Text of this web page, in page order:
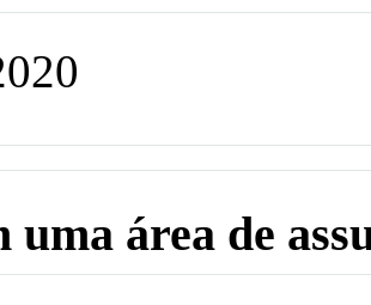
uma área de